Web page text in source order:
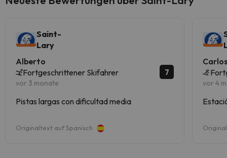
Saint-
Lary
Alberto
Fortgeschrittener Skifahrer
vor 3 monate
7
Pistas largas con dificultad media
Originaltext auf Spanisch
vor 4